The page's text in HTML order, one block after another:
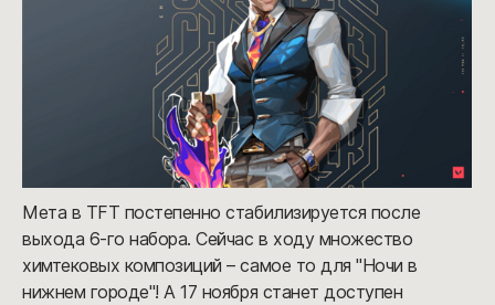
Мета в TFT постепенно стабилизируется после
выхода 6-го набора. Сейчас в ходу множество
химтековых композиций – самое то для "Ночи в
нижнем городе"! А 17 ноября станет доступен